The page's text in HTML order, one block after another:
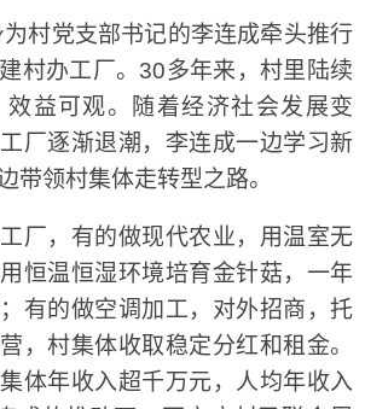
党支部书记的李连成牵头推行
村办工厂。30多年来，村里陆续
效益可观。随着经济社会发展变
厂逐渐退潮，李连成一边学习新
带领村集体走转型之路。
，有的做现代农业，用温室无
恒温恒湿环境培育金针菇，一年
有的做空调加工，对外招商，托
，村集体收取稳定分红和租金。
体年收入超千万元，人均年收入